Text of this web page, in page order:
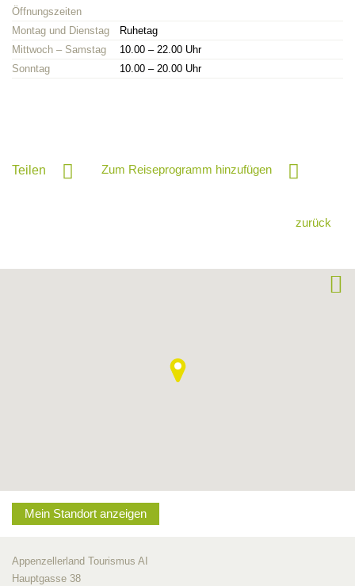
Öffnungszeiten
Montag und Dienstag
Ruhetag
Mittwoch – Samstag
10.00 – 22.00 Uhr
Sonntag
10.00 – 20.00 Uhr
Teilen Zum Reiseprogramm hinzufügen
zurück
Mein Standort anzeigen
Appenzellerland Tourismus AI
Hauptgasse 38